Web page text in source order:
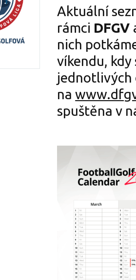
Aktuální
rámci DFGV
nich
víkendu,
jednotlivých
na
spuštěna v